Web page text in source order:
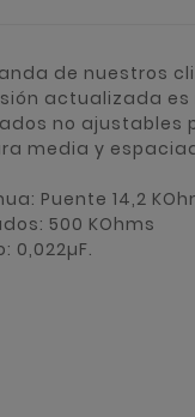
de nuestros
actualizada
no
media y
Puente 14,2
500 KOhms
0,022µF.